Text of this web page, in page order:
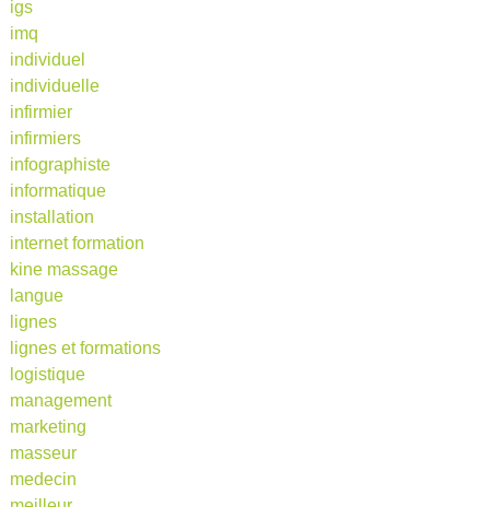
igs
imq
individuel
individuelle
infirmier
infirmiers
infographiste
informatique
installation
internet formation
kine massage
langue
lignes
lignes et formations
logistique
management
marketing
masseur
medecin